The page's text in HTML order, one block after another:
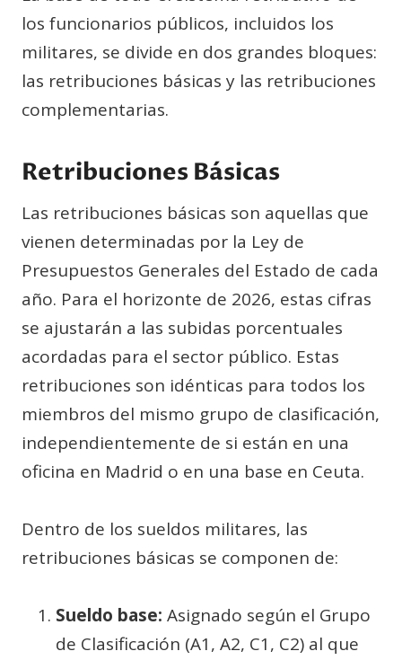
los funcionarios públicos, incluidos los
militares, se divide en dos grandes bloques:
las retribuciones básicas y las retribuciones
complementarias.
Retribuciones Básicas
Las retribuciones básicas son aquellas que
vienen determinadas por la Ley de
Presupuestos Generales del Estado de cada
año. Para el horizonte de 2026, estas cifras
se ajustarán a las subidas porcentuales
acordadas para el sector público. Estas
retribuciones son idénticas para todos los
miembros del mismo grupo de clasificación,
independientemente de si están en una
oficina en Madrid o en una base en Ceuta.
Dentro de los sueldos militares, las
retribuciones básicas se componen de:
Sueldo base: Asignado según el Grupo
de Clasificación (A1, A2, C1, C2) al que